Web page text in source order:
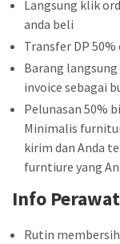
Langsung klik
anda beli
Transfer DP
Barang
invoice sebagai
Pelunasan 50%
Minimalis
kirim dan Anda
furntiure yang
Info
Rutin